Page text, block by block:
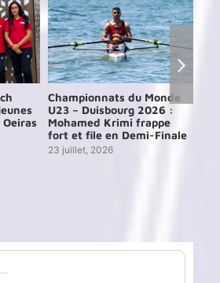
Championnats du Monde
U23 – Duisbourg 2026 :
Mohamed Krimi frappe
fort et file en Demi-Finale
23 juillet, 2026